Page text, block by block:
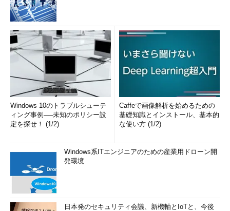
Windows 10のトラブルシューテ
ィング事例──未知のポリシー設
定を探せ！ (1/2)
Caffeで画像解析を始めるための
基礎知識とインストール、基本的
な使い方 (1/2)
Windows系ITエンジニアのための産業用ドローン開
発環境
日本発のセキュリティ会議、新機軸とIoTと、今後